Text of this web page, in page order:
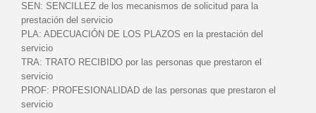
SEN: SENCILLEZ de los mecanismos de solicitud para la
prestación del servicio
PLA: ADECUACIÓN DE LOS PLAZOS en la prestación del
servicio
TRA: TRATO RECIBIDO por las personas que prestaron el
servicio
PROF: PROFESIONALIDAD de las personas que prestaron el
servicio